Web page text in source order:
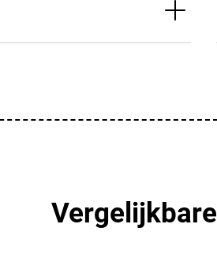
Vergelijkbare